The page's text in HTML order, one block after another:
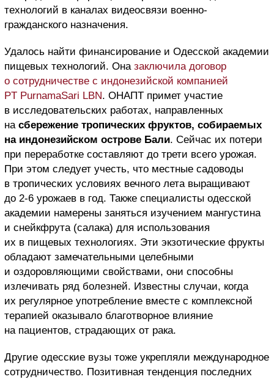
технологий в каналах видеосвязи военно-
гражданского назначения.
Удалось найти финансирование и Одесской академии
пищевых технологий. Она заключила договор
о сотрудничестве с индонезийской компанией
PT PurnamaSari LBN. ОНАПТ примет участие
в исследовательских работах, направленных
на сбережение тропических фруктов, собираемых
на индонезийском острове Бали. Сейчас их потери
при переработке составляют до трети всего урожая.
При этом следует учесть, что местные садоводы
в тропических условиях вечного лета выращивают
до 2-6 урожаев в год. Также специалисты одесской
академии намерены заняться изучением мангустина
и снейкфрута (салака) для использования
их в пищевых технологиях. Эти экзотические фрукты
обладают замечательными целебными
и оздоровляющими свойствами, они способны
излечивать ряд болезней. Известны случаи, когда
их регулярное употребление вместе с комплексной
терапией оказывало благотворное влияние
на пациентов, страдающих от рака.
Другие одесские вузы тоже укрепляли международное
сотрудничество. Позитивная тенденция последних